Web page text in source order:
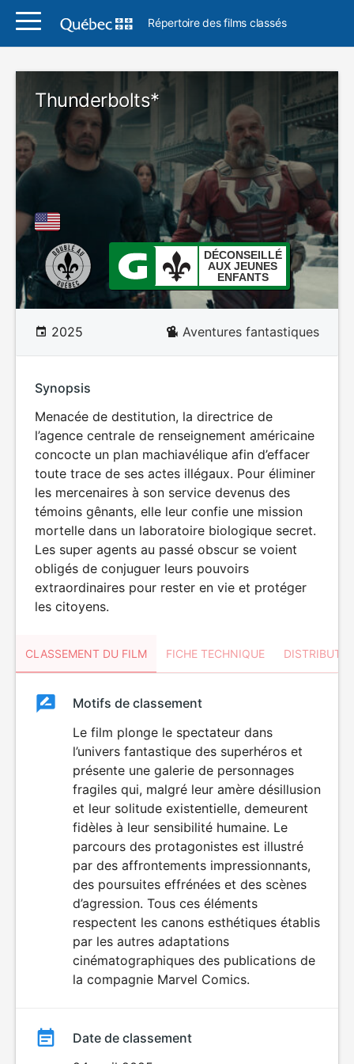
Répertoire des films classés
Thunderbolts*
DÉCONSEILLÉ
AUX JEUNES
ENFANTS
2025 Aventures fantastiques
Synopsis
Menacée de destitution, la directrice de
l’agence centrale de renseignement américaine
concocte un plan machiavélique afin d’effacer
toute trace de ses actes illégaux. Pour éliminer
les mercenaires à son service devenus des
témoins gênants, elle leur confie une mission
mortelle dans un laboratoire biologique secret.
Les super agents au passé obscur se voient
obligés de conjuguer leurs pouvoirs
extraordinaires pour rester en vie et protéger
les citoyens.
CLASSEMENT DU FILM FICHE TECHNIQUE
ClassementClassement
DÉCONSEILLÉ
AUX JEUNES
ENFANTS
Motifs de classement
Le film plonge le spectateur dans
l’univers fantastique des superhéros et
présente une galerie de personnages
fragiles qui, malgré leur amère désillusion
et leur solitude existentielle, demeurent
fidèles à leur sensibilité humaine. Le
parcours des protagonistes est illustré
par des affrontements impressionnants,
des poursuites effrénées et des scènes
d’agression. Tous ces éléments
respectent les canons esthétiques établis
par les autres adaptations
cinématographiques des publications de
la compagnie Marvel Comics.
Date de classement